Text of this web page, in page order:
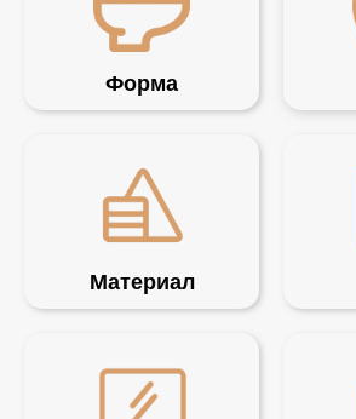
Форма
Материал